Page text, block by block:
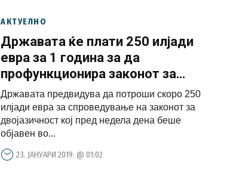
АКТУЕЛНО
Државата ќе плати 250 илјади
евра за 1 година за да
профункционира законот за
јазици
Државата предвидува да потроши скоро 250
илјади евра за спроведување на законот за
двојазичност кој пред недела дена беше
објавен во...
23. ЈАНУАРИ 2019. @ 01:02